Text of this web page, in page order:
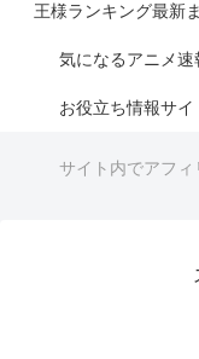
王様ランキング最新
気になるアニメ速
お役立ち情報サイ
サイト内でアフ